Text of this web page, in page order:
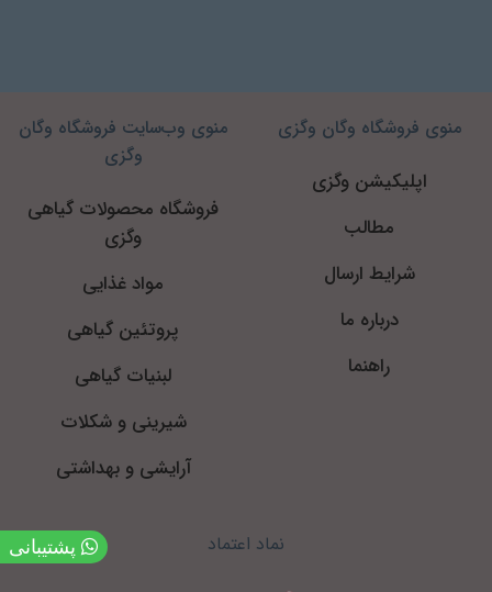
منوی فروشگاه وگان وگزی
اپلیکیشن وگزی
مطالب
شرایط ارسال
درباره ما
راهنما
منوی وب‌سایت فروشگاه وگان
وگزی
فروشگاه محصولات گیاهی
وگزی
مواد غذایی
پروتئین گیاهی
لبنیات گیاهی
شیرینی و شکلات
آرایشی و بهداشتی
نماد اعتماد پشتیبانی